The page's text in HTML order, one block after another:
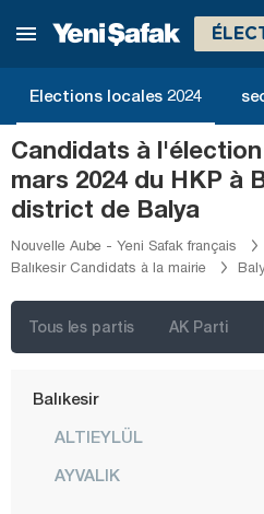
Elections locales 2024
Candidats à
mars 2024 du HKP à
district de Balya
Nouvelle Aube - Yeni Safak français
Balıkesir Candidats à la mairie
Tous les partis AK Parti
Adıyaman
Ağrı
Aksaray
Amasya
Antalya
Ardahan
Aydın
Balıkesir
ALTIEYLÜL
AYVALIK